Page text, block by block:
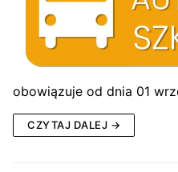
obowiązuje od dnia 01
CZYTAJ DALEJ →